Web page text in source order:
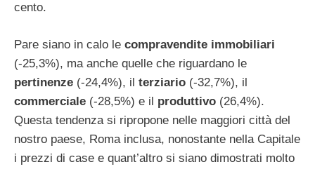
cento.
Pare siano in calo le compravendite immobiliari
(-25,3%), ma anche quelle che riguardano le
pertinenze (-24,4%), il terziario (-32,7%), il
commerciale (-28,5%) e il produttivo (26,4%).
Questa tendenza si ripropone nelle maggiori città del
nostro paese, Roma inclusa, nonostante nella Capitale
i prezzi di case e quant’altro si siano dimostrati molto